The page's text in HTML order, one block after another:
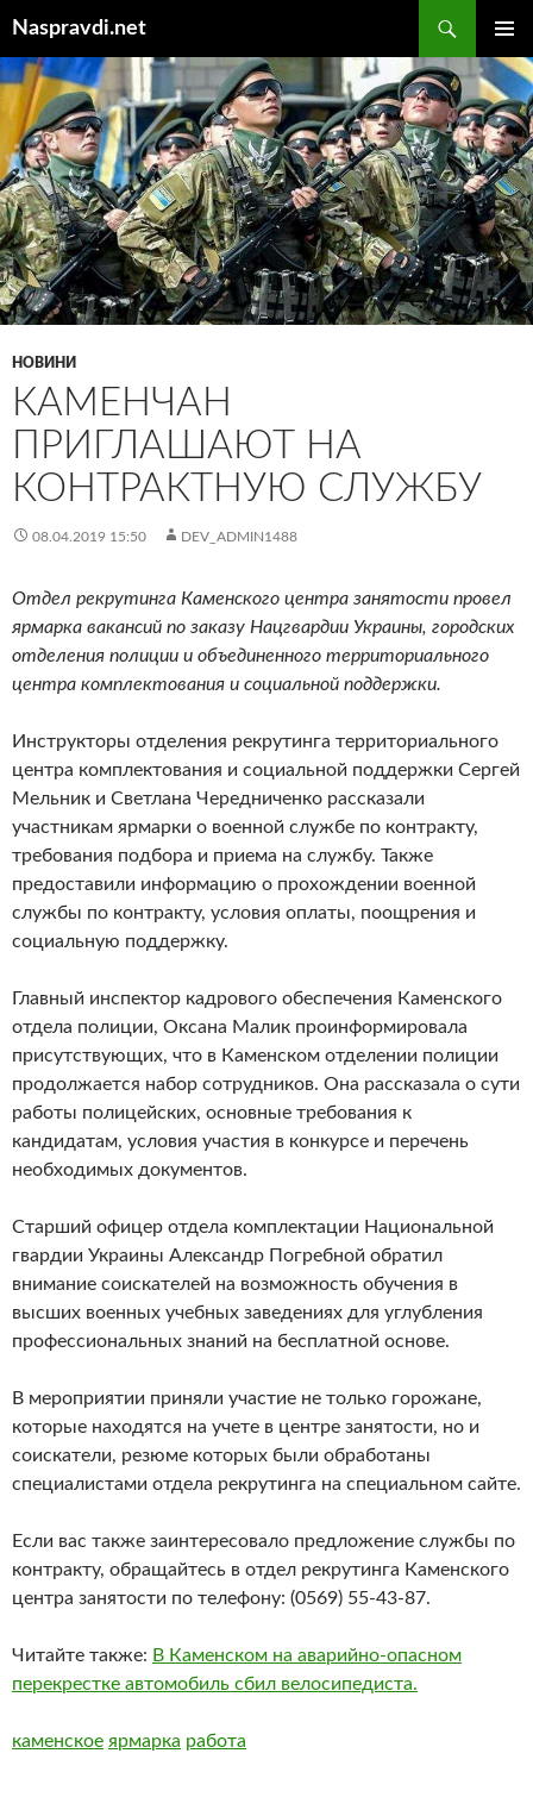
вмісту
Naspravdi.net
МЕНЮ
НОВИНИ
КАМЕНЧАН
ПРИГЛАШАЮТ НА
КОНТРАКТНУЮ СЛУЖБУ
08.04.2019 15:50 DEV_ADMIN1488
Отдел рекрутинга Каменского центра занятости провел
ярмарка вакансий по заказу Нацгвардии Украины, городских
отделения полиции и объединенного территориального
центра комплектования и социальной поддержки.
Инструкторы отделения рекрутинга территориального
центра комплектования и социальной поддержки Сергей
Мельник и Светлана Чередниченко рассказали
участникам ярмарки о военной службе по контракту,
требования подбора и приема на службу. Также
предоставили информацию о прохождении военной
службы по контракту, условия оплаты, поощрения и
социальную поддержку.
Главный инспектор кадрового обеспечения Каменского
отдела полиции, Оксана Малик проинформировала
присутствующих, что в Каменском отделении полиции
продолжается набор сотрудников. Она рассказала о сути
работы полицейских, основные требования к
кандидатам, условия участия в конкурсе и перечень
необходимых документов.
Старший офицер отдела комплектации Национальной
гвардии Украины Александр Погребной обратил
внимание соискателей на возможность обучения в
высших военных учебных заведениях для углубления
профессиональных знаний на бесплатной основе.
В мероприятии приняли участие не только горожане,
которые находятся на учете в центре занятости, но и
соискатели, резюме которых были обработаны
специалистами отдела рекрутинга на специальном сайте.
Если вас также заинтересовало предложение службы по
контракту, обращайтесь в отдел рекрутинга Каменского
центра занятости по телефону: (0569) 55-43-87.
Читайте также: В Каменском на аварийно-опасном
перекрестке автомобиль сбил велосипедиста.
каменское ярмарка работа